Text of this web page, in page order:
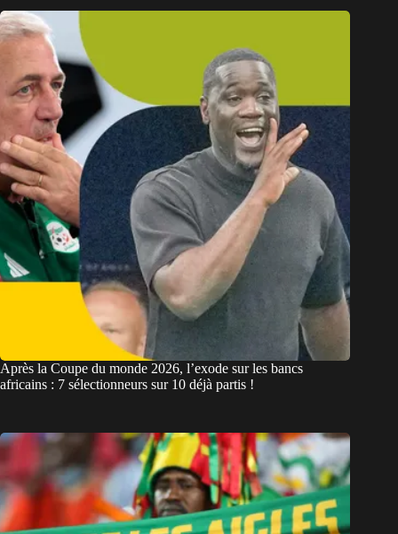
Après la Coupe du monde 2026, l’exode sur les bancs
africains : 7 sélectionneurs sur 10 déjà partis !